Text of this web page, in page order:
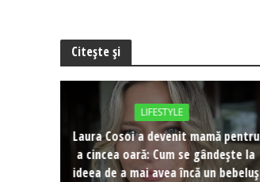
Citește și
LIFESTYLE
Laura Cosoi a devenit mamă pentru
a cincea oară: Cum se gândește la
ideea de a mai avea încă un bebeluș